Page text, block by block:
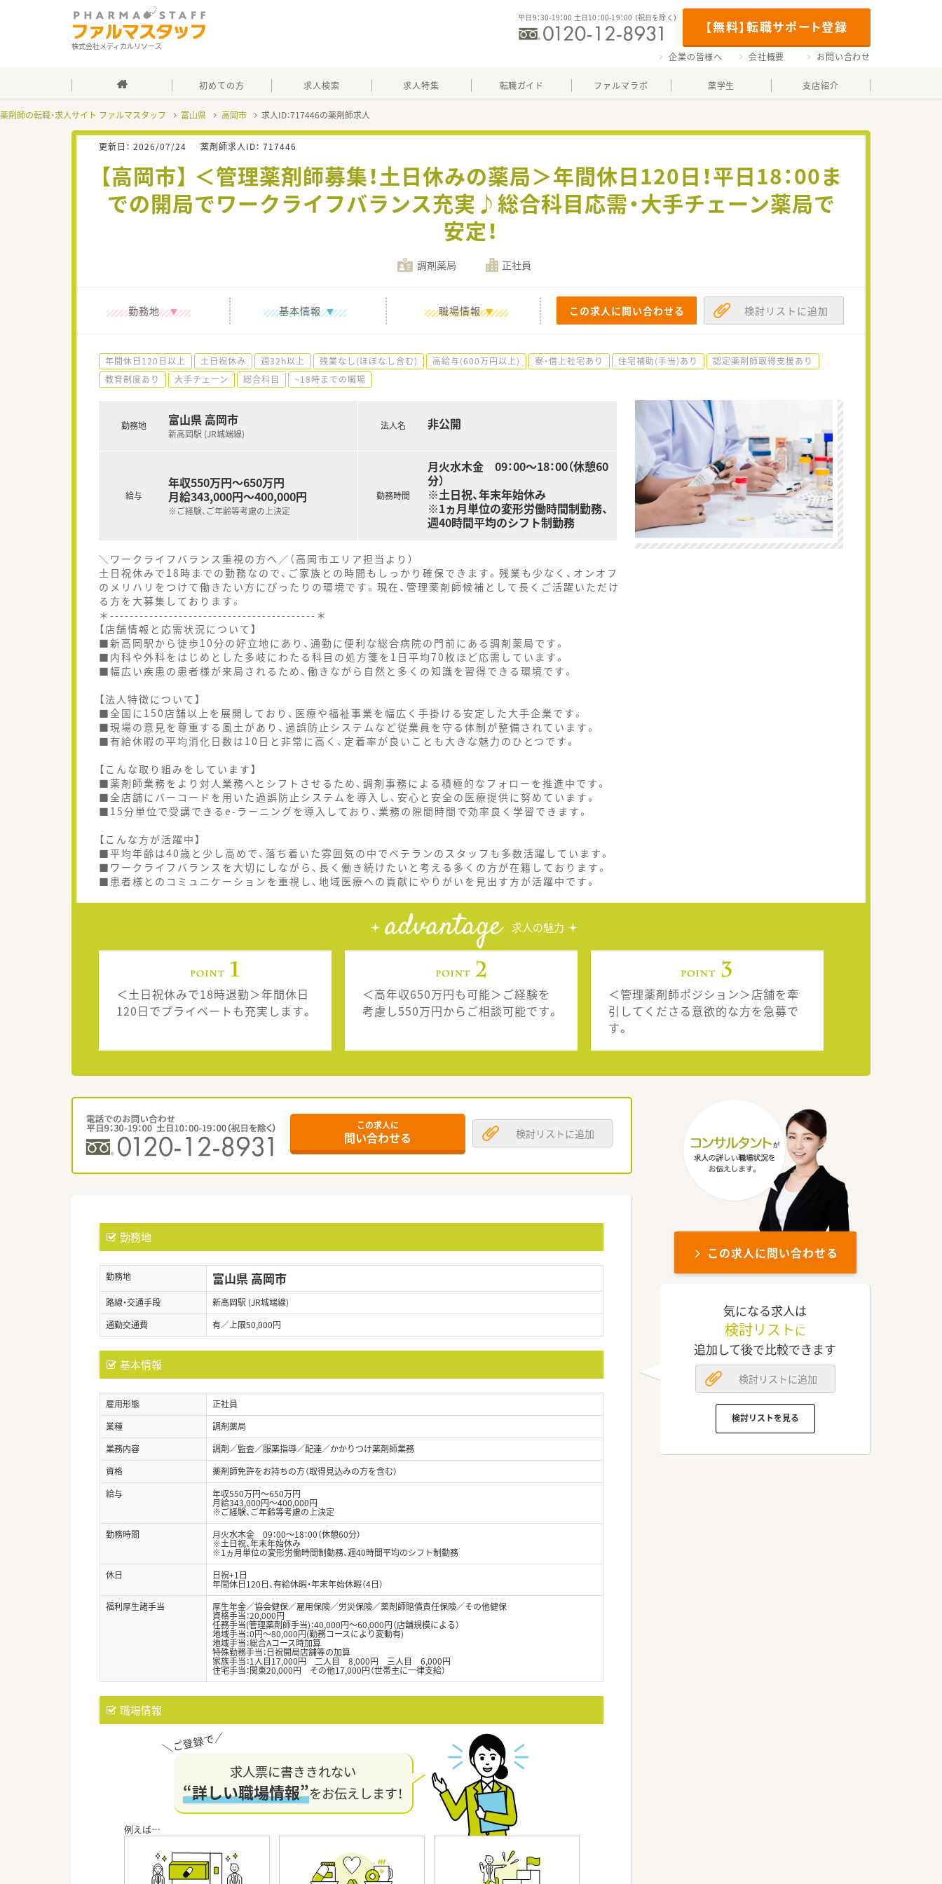
株式会社メディカルリソース
【無料】転職サポート登録
平日9：30-19：00 土日10：00-19：00 （祝日を除く）
企業の皆様へ 会社概要 お問い合わせ
初めての方 求人検索 求人特集 転職ガイド ファルマラボ 薬学生 支店紹介
薬剤師の転職・求人サイト ファルマスタッフ 富山県 高岡市 求人ID：717446の薬剤師求人
更新日： 2026/07/24 薬剤師求人ID： 717446
【高岡市】 ＜管理薬剤師募集！土日休みの薬局＞年間休日120日！平日18：00ま
での開局でワークライフバランス充実♪総合科目応需・大手チェーン薬局で
安定！
調剤薬局 正社員
勤務地 基本情報 職場情報 この求人に問い合わせる 検討リストに追加
年間休日120日以上 土日祝休み 週32h以上 残業なし(ほぼなし含む) 高給与(600万円以上) 寮・借上社宅あり 住宅補助(手当)あり
認定薬剤師取得支援あり
教育制度あり
大手チェーン 総合科目 ~18時までの職場
勤務地 富山県 高岡市
新高岡駅 (JR城端線)
給与
年収550万円～650万円
月給343,000円～400,000円
※ご経験、ご年齢等考慮の上決定
法人名 非公開
勤務時間
月火水木金 09：00～18：00（休憩60
分）
※土日祝、年末年始休み
※1ヵ月単位の変形労働時間制勤務、
週40時間平均のシフト制勤務
＼ワークライフバランス重視の方へ／（高岡市エリア担当より）
土日祝休みで18時までの勤務なので、ご家族との時間もしっかり確保できます。残業も少なく、オンオフ
のメリハリをつけて働きたい方にぴったりの環境です。現在、管理薬剤師候補として長くご活躍いただけ
る方を大募集しております。
＊------------------------------------------＊
【店舗情報と応需状況について】
■新高岡駅から徒歩10分の好立地にあり、通勤に便利な総合病院の門前にある調剤薬局です。
■内科や外科をはじめとした多岐にわたる科目の処方箋を1日平均70枚ほど応需しています。
■幅広い疾患の患者様が来局されるため、働きながら自然と多くの知識を習得できる環境です。
【法人特徴について】
■全国に150店舗以上を展開しており、医療や福祉事業を幅広く手掛ける安定した大手企業です。
■現場の意見を尊重する風土があり、過誤防止システムなど従業員を守る体制が整備されています。
■有給休暇の平均消化日数は10日と非常に高く、定着率が良いことも大きな魅力のひとつです。
【こんな取り組みをしています】
■薬剤師業務をより対人業務へとシフトさせるため、調剤事務による積極的なフォローを推進中です。
■全店舗にバーコードを用いた過誤防止システムを導入し、安心と安全の医療提供に努めています。
■15分単位で受講できるe-ラーニングを導入しており、業務の隙間時間で効率良く学習できます。
【こんな方が活躍中】
■平均年齢は40歳と少し高めで、落ち着いた雰囲気の中でベテランのスタッフも多数活躍しています。
■ワークライフバランスを大切にしながら、長く働き続けたいと考える多くの方が在籍しております。
■患者様とのコミュニケーションを重視し、地域医療への貢献にやりがいを見出す方が活躍中です。
advantage 求人の魅力
＜土日祝休みで18時退勤＞年間休日
120日でプライベートも充実します。
＜高年収650万円も可能＞ご経験を
考慮し550万円からご相談可能です。
＜管理薬剤師ポジション＞店舗を牽
引してくださる意欲的な方を急募で
す。
この求人に
問い合わせる 検討リストに追加
勤務地
勤務地 富山県 高岡市
路線・交通手段
新高岡駅 (JR城端線)
通勤交通費
有／上限50,000円
基本情報
雇用形態
正社員
業種
調剤薬局
業務内容
調剤／監査／服薬指導／配達／かかりつけ薬剤師業務
資格
薬剤師免許をお持ちの方（取得見込みの方を含む）
給与
年収550万円～650万円
月給343,000円～400,000円
※ご経験、ご年齢等考慮の上決定
勤務時間
月火水木金 09：00～18：00（休憩60分）
※土日祝、年末年始休み
※1ヵ月単位の変形労働時間制勤務、週40時間平均のシフト制勤務
休日
日祝+1日
年間休日120日、有給休暇・年末年始休暇（4日）
福利厚生諸手当
厚生年金／協会健保／雇用保険／労災保険／薬剤師賠償責任保険／その他健保
資格手当：20,000円
任務手当(管理薬剤師手当)：40,000円～60,000円（店舗規模による）
地域手当：0円～80,000円(勤務コースにより変動有)
地域手当：総合Aコース時加算
特殊勤務手当：日祝開局店舗等の加算
家族手当：1人目17,000円 二人目 8,000円 三人目 6,000円
住宅手当：関東20,000円 その他17,000円（世帯主に一律支給）
職場情報
求人票に書ききれない
“詳しい職場情報”をお伝えします！
この求人に問い合わせる
気になる求人は
検討リスト に
追加して後で比較できます
検討リストに追加
検討リストを見る